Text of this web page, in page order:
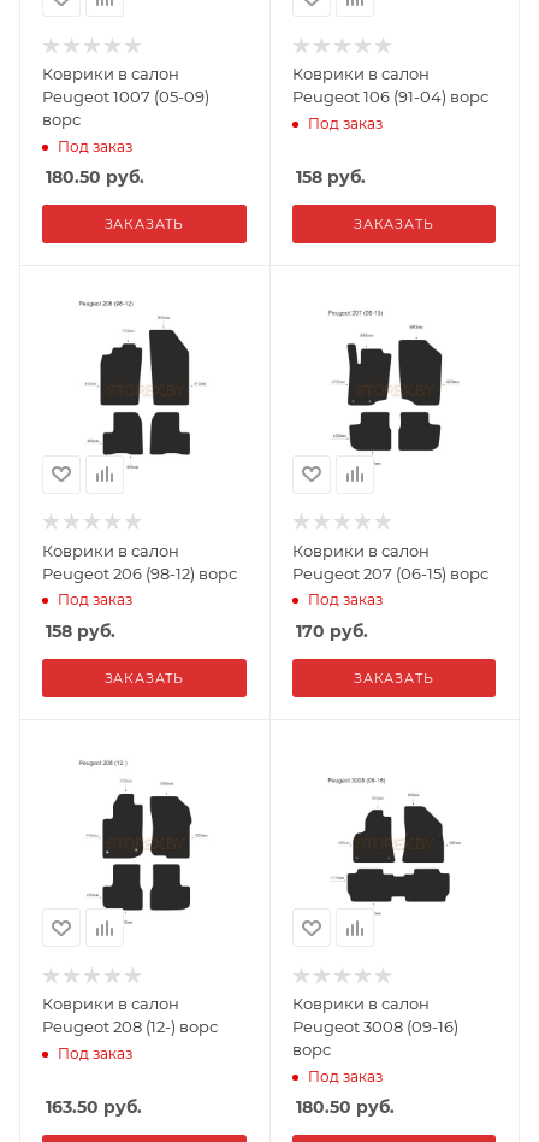
Коврики в салон
Peugeot 1007 (05-09)
ворс
Под заказ
180.50 руб.
ЗАКАЗАТЬ
Коврики в салон
Peugeot 106 (91-04) ворс
Под заказ
158руб.
ЗАКАЗАТЬ
Коврики в салон
Peugeot 206 (98-12) ворс
Под заказ
158 руб.
ЗАКАЗАТЬ
Коврики в салон
Peugeot 207 (06-15) ворс
Под заказ
170 руб.
ЗАКАЗАТЬ
Коврики в салон
Peugeot 208 (12-) ворс
Под заказ
163.50 руб.
Коврики в салон
Peugeot 3008 (09-16)
ворс
Под заказ
180.50 руб.